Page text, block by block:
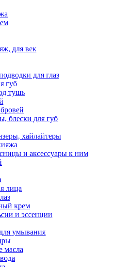
для век
для глаз
губ
тушь
блески для губ
хайлайтеры
и аксессуары к ним
лица
крем
и эссенции
умывания
масла